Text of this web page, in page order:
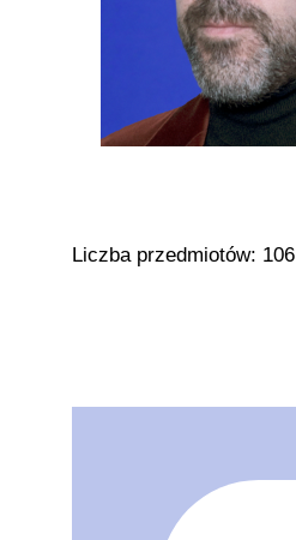
Liczba przedmiotów: 106